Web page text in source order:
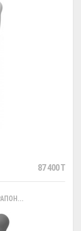
87 400 T